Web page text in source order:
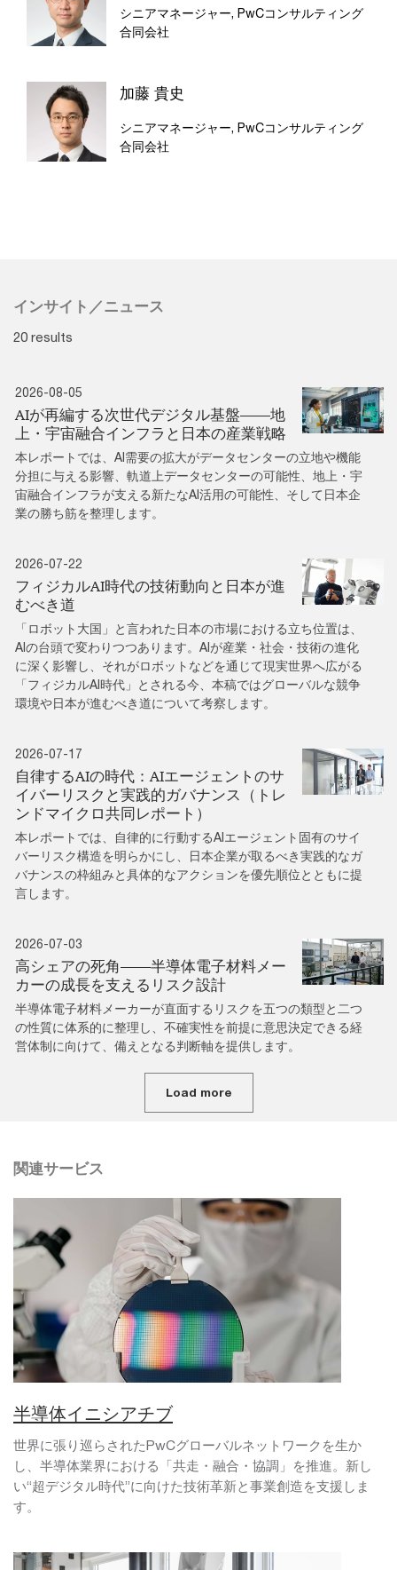
シニアマネージャー, PwCコンサルティング
合同会社
加藤 貴史
シニアマネージャー, PwCコンサルティング
合同会社
インサイト／ニュース
20 results
2026-08-05
AIが再編する次世代デジタル基盤――地
上・宇宙融合インフラと日本の産業戦略
本レポートでは、AI需要の拡大がデータセンターの立地や機能
分担に与える影響、軌道上データセンターの可能性、地上・宇
宙融合インフラが支える新たなAI活用の可能性、そして日本企
業の勝ち筋を整理します。
2026-07-22
フィジカルAI時代の技術動向と日本が進
むべき道
「ロボット大国」と言われた日本の市場における立ち位置は、
AIの台頭で変わりつつあります。AIが産業・社会・技術の進化
に深く影響し、それがロボットなどを通じて現実世界へ広がる
「フィジカルAI時代」とされる今、本稿ではグローバルな競争
環境や日本が進むべき道について考察します。
2026-07-17
自律するAIの時代：AIエージェントのサ
イバーリスクと実践的ガバナンス（トレ
ンドマイクロ共同レポート）
本レポートでは、自律的に行動するAIエージェント固有のサイ
バーリスク構造を明らかにし、日本企業が取るべき実践的なガ
バナンスの枠組みと具体的なアクションを優先順位とともに提
言します。
2026-07-03
高シェアの死角――半導体電子材料メー
カーの成長を支えるリスク設計
半導体電子材料メーカーが直面するリスクを五つの類型と二つ
の性質に体系的に整理し、不確実性を前提に意思決定できる経
営体制に向けて、備えとなる判断軸を提供します。
Load more
関連サービス
半導体イニシアチブ
世界に張り巡らされたPwCグローバルネットワークを生か
し、半導体業界における「共走・融合・協調」を推進。新し
い“超デジタル時代”に向けた技術革新と事業創造を支援しま
す。